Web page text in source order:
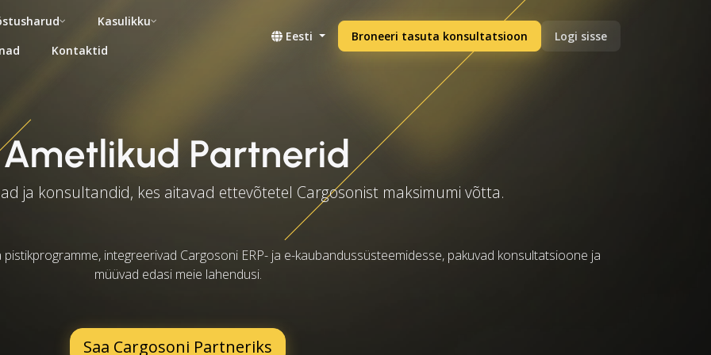
Kasulikku
Kontaktid
Eesti Broneeri tasuta konsultatsioon Logi sisse
Ametlikud Partnerid
ja konsultandid, kes aitavad ettevõtetel Cargosonist maksimumi võtta.
integreerivad Cargosoni ERP- ja e-kaubandussüsteemidesse, pakuvad konsultatsioone ja
müüvad edasi meie lahendusi.
Saa Cargosoni Partneriks